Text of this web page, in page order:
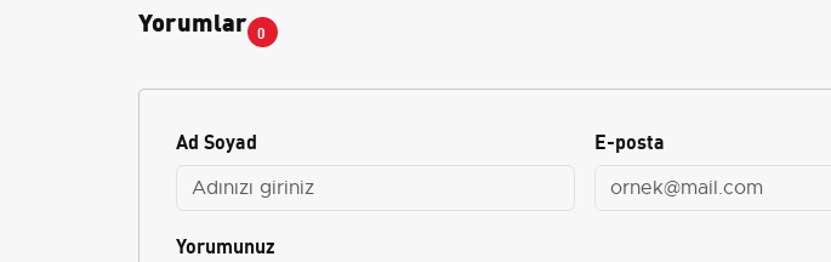
Yorumlar 0
Ad Soyad E-posta
Yorumunuz